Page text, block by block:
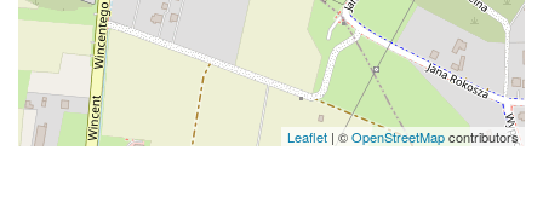
Leaflet | ©OpenStreetMapcontributors